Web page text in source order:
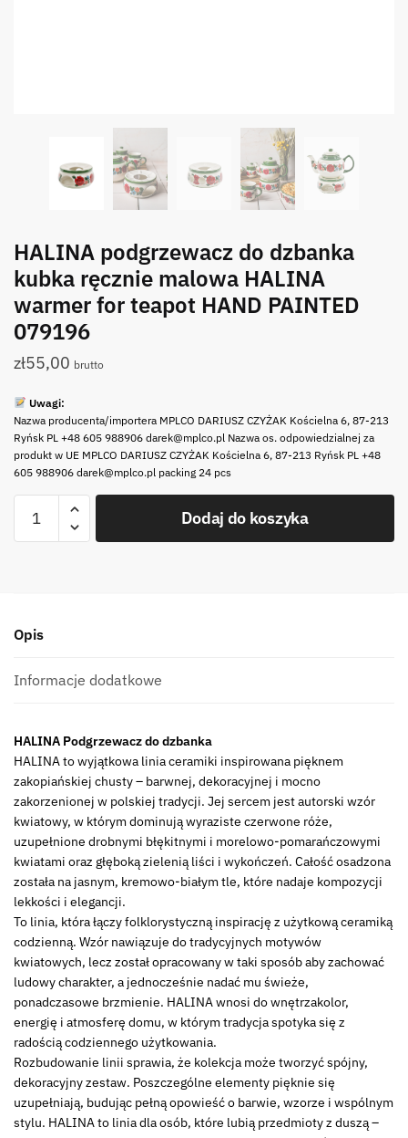
HALINA podgrzewacz do dzbanka
kubka ręcznie malowa HALINA
warmer for teapot HAND PAINTED
079196
zł55,00 brutto
Uwagi:
Nazwa producenta/importera MPLCO DARIUSZ CZYŻAK Kościelna 6, 87-213
Ryńsk PL +48 605 988906 darek@mplco.pl Nazwa os. odpowiedzialnej za
produkt w UE MPLCO DARIUSZ CZYŻAK Kościelna 6, 87-213 Ryńsk PL +48
605 988906 darek@mplco.pl packing 24 pcs
HALINA
ręcznie
HALINA
teapot
HAND
PAINTED
079196
Dodaj do koszyka
Opis
Informacje dodatkowe
HALINA Podgrzewacz do dzbanka
HALINA to wyjątkowa linia ceramiki inspirowana pięknem
zakopiańskiej chusty – barwnej, dekoracyjnej i mocno
zakorzenionej w polskiej tradycji. Jej sercem jest autorski wzór
kwiatowy, w którym dominują wyraziste czerwone róże,
uzupełnione drobnymi błękitnymi i morelowo-pomarańczowymi
kwiatami oraz głęboką zielenią liści i wykończeń. Całość osadzona
została na jasnym, kremowo-białym tle, które nadaje kompozycji
lekkości i elegancji.
To linia, która łączy folklorystyczną inspirację z użytkową ceramiką
codzienną. Wzór nawiązuje do tradycyjnych motywów
kwiatowych, lecz został opracowany w taki sposób aby zachować
ludowy charakter, a jednocześnie nadać mu świeże,
ponadczasowe brzmienie. HALINA wnosi do wnętrzakolor,
energię i atmosferę domu, w którym tradycja spotyka się z
radością codziennego użytkowania.
Rozbudowanie linii sprawia, że kolekcja może tworzyć spójny,
dekoracyjny zestaw. Poszczególne elementy pięknie się
uzupełniają, budując pełną opowieść o barwie, wzorze i wspólnym
stylu. HALINA to linia dla osób, które lubią przedmioty z duszą –